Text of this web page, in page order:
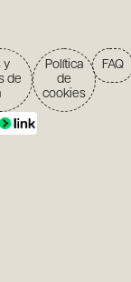
y
de
Política
de
cookies
FAQ